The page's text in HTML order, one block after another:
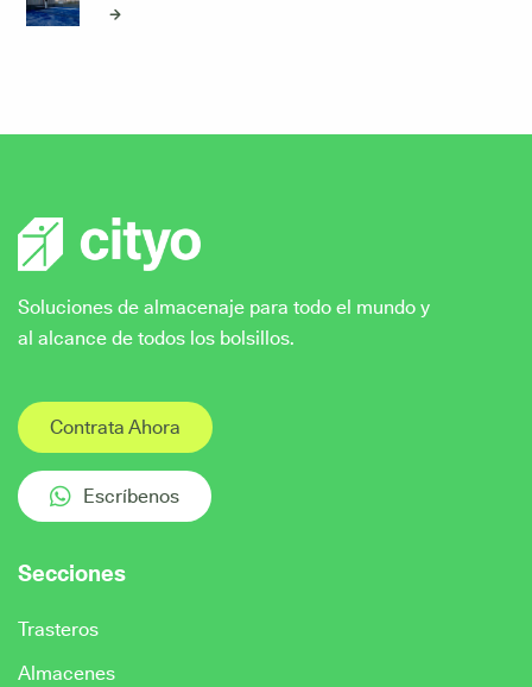
Soluciones de almacenaje para todo el mundo y
al alcance de todos los bolsillos.
Contrata Ahora
Escríbenos
Secciones
Trasteros
Almacenes